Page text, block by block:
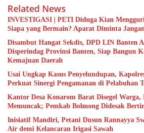
Related News
INVESTIGASI | PETI Diduga Kian
Siapa yang Bermain? Aparat Diminta
Disambut Hangat Sekdis, DPD LIN Banten
Disperindag Provinsi Banten, Siap Bangun
Kemajuan Daerah
Usai Ungkap Kasus Penyelundupan,
Perkuat Sinergi Pengamanan di Pelabuhan
Kantor Desa Konarom Barat Disegel Warga,
Memuncak; Pemkab Bolmong Didesak
Inisiatif Mandiri, Petani Dusun Rannayya
Air demi Kelancaran Irigasi Sawah